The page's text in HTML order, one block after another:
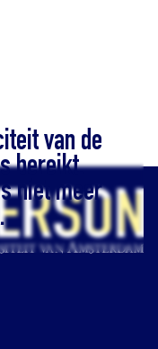
van de
bereikt.
niet meer